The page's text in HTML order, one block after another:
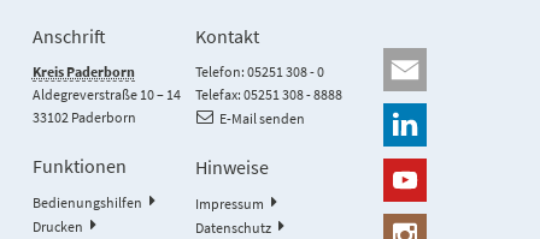
Anschrift
Kreis Paderborn
Aldegreverstraße 10 – 14
33102 Paderborn
Kontakt
Telefon: 05251 308 - 0
Telefax: 05251 308 - 8888
E-Mail senden
Funktionen
Bedienungshilfen
Drucken
Hinweise
Impressum
Datenschutz